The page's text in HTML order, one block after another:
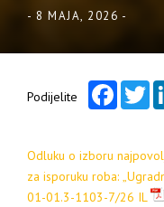
- 8 MAJA, 2026 -
Podijelite
Odluku o izboru
za isporuku roba:
01-01.3-1103-7/26 IL